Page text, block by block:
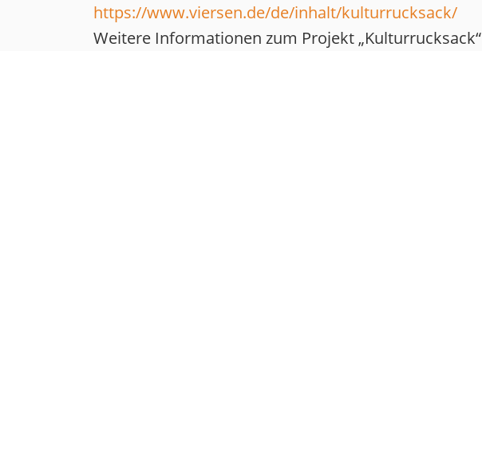
https://www.viersen.de/de/inhalt/kulturrucksack/
Weitere Informationen zum Projekt „Kulturrucksack“